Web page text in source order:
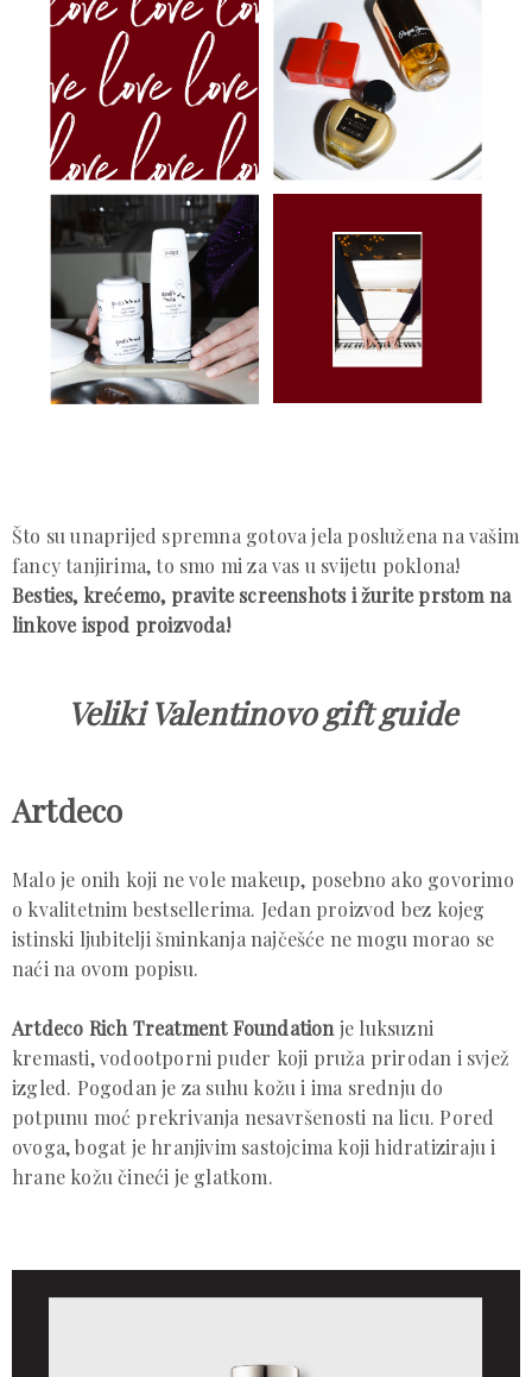
Što su unaprijed spremna gotova jela poslužena na vašim
fancy tanjirima, to smo mi za vas u svijetu poklona!
Besties, krećemo, pravite screenshots i žurite prstom na
linkove ispod proizvoda!
Veliki Valentinovo gift guide
Artdeco
Malo je onih koji ne vole makeup, posebno ako govorimo
o kvalitetnim bestsellerima. Jedan proizvod bez kojeg
istinski ljubitelji šminkanja najčešće ne mogu morao se
naći na ovom popisu.
Artdeco Rich Treatment Foundation je luksuzni
kremasti, vodootporni puder koji pruža prirodan i svjež
izgled. Pogodan je za suhu kožu i ima srednju do
potpunu moć prekrivanja nesavršenosti na licu. Pored
ovoga, bogat je hranjivim sastojcima koji hidratiziraju i
hrane kožu čineći je glatkom.